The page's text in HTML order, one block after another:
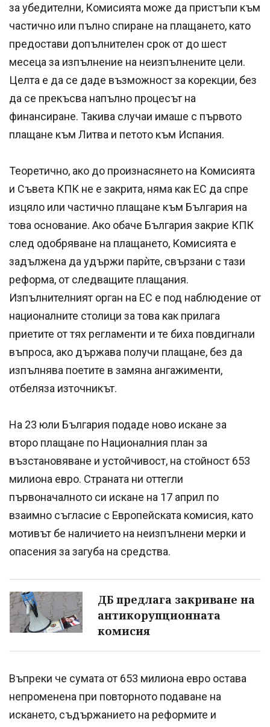
за убедителни, Комисията може да пристъпи към
частично или пълно спиране на плащането, като
предостави допълнителен срок от до шест
месеца за изпълнение на неизпълнените цели.
Целта е да се даде възможност за корекции, без
да се прекъсва напълно процесът на
финансиране. Такива случаи имаше с първото
плащане към Литва и петото към Испания.
Теоретично, ако до произнасянето на Комисията
и Съвета КПК не е закрита, няма как ЕС да спре
изцяло или частично плащане към България на
това основание. Ако обаче България закрие КПК
след одобряване на плащането, Комисията е
задължена да удържи парѝте, свързани с тази
реформа, от следващите плащания.
Изпълнителният орган на ЕС е под наблюдение от
националните столици за това как прилага
приетите от тях регламенти и те биха повдигнали
въпроса, ако държава получи плащане, без да
изпълнява поетите в замяна ангажименти,
отбеляза източникът.
На 23 юли България подаде ново искане за
второ плащане по Националния план за
възстановяване и устойчивост, на стойност 653
милиона евро. Страната ни оттегли
първоначалното си искане на 17 април по
взаимно съгласие с Европейската комисия, като
мотивът бе наличието на неизпълнени мерки и
опасения за загуба на средства.
ДБ предлага закриване на
антикорупционната
комисия
Въпреки че сумата от 653 милиона евро остава
непроменена при повторното подаване на
искането, съдържанието на реформите и